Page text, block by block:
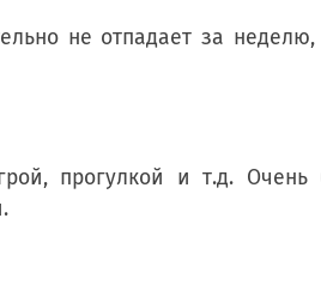
не отпадает за неделю,
прогулкой и т.д.